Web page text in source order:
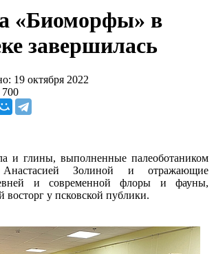
«Биоморфы» в
завершилась
19 октября 2022
и глины, выполненные палеоботаником
Золиной и отражающие
и современной флоры и фауны,
восторг у псковской публики.